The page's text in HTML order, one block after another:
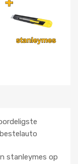
stanleymes op